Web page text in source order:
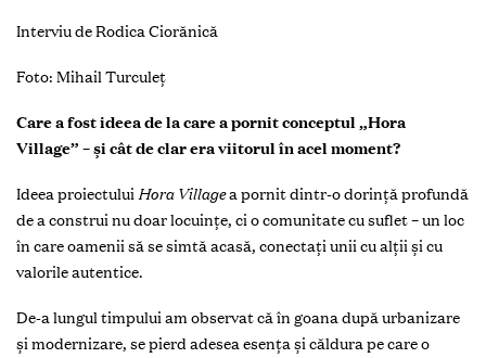
Interviu de Rodica Ciorănică
Foto: Mihail Turculeț
Care a fost ideea de la care a pornit conceptul „Hora
Village” – și cât de clar era viitorul în acel moment?
Ideea proiectuluiHora Villagea pornit dintr-o dorință profundă
de a construi nu doar locuințe, ci o comunitate cu suflet – un loc
în care oamenii să se simtă acasă, conectați unii cu alții și cu
valorile autentice.
De-a lungul timpului am observat că în goana după urbanizare
și modernizare, se pierd adesea esența și căldura pe care o